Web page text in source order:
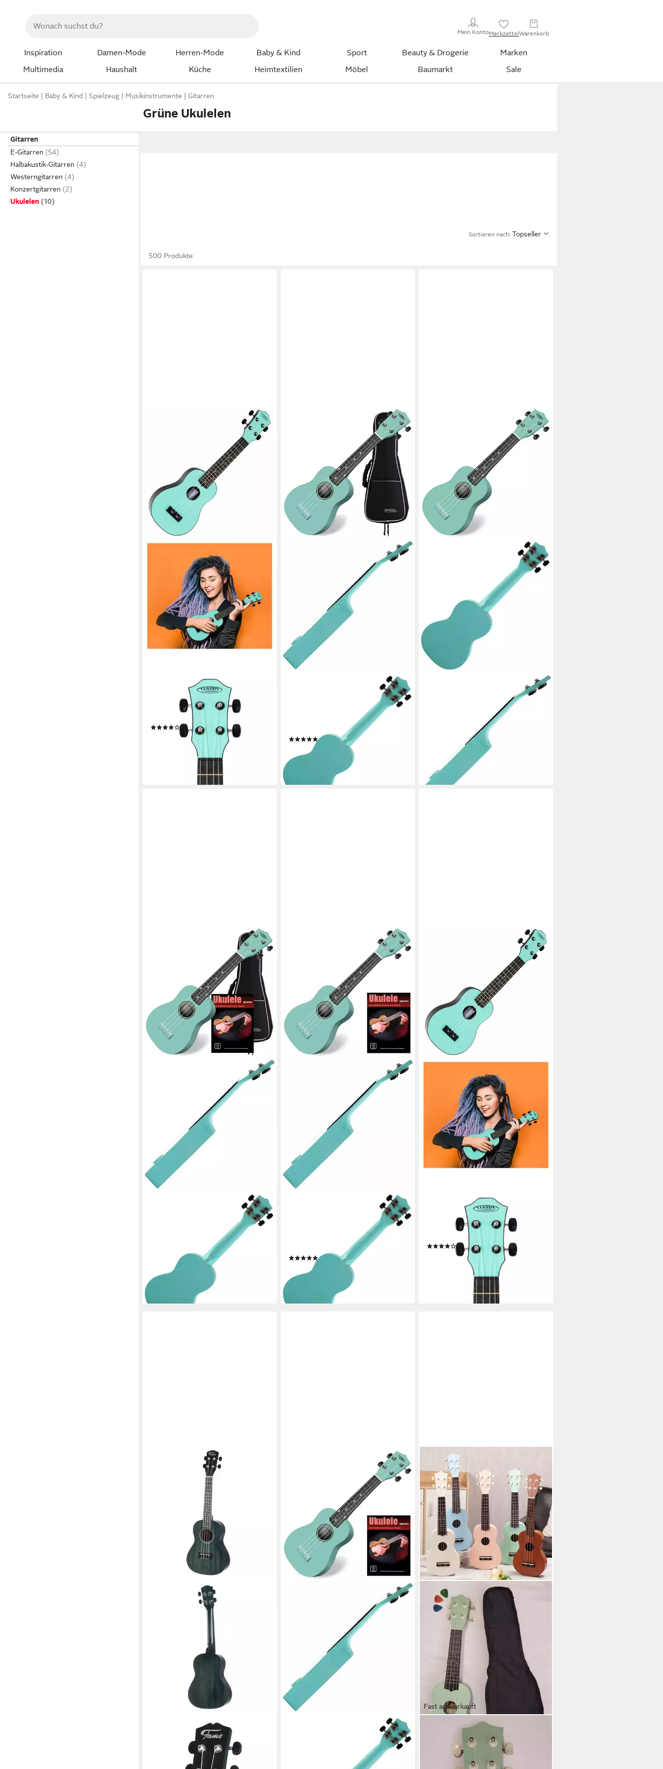
Mein KontoMerkzettelWarenkorb
Inspiration Damen-Mode Herren-Mode Baby & Kind Sport Beauty & Drogerie
Marken
Multimedia
Haushalt Küche Heimtextilien Möbel Baumarkt Sale
Startseite Baby & Kind Spielzeug Musikinstrumente Gitarren
Grüne Ukulelen
Gitarren
E-Gitarren
Halbakustik-Gitarren
Westerngitarren
Konzertgitarren
Ukulelen
Sortieren nach: Topseller
500 Produkte
CLASSIC CANTABILE
Ukulele OV-4, Sopranukulele,
Gesamtlänge: 54 cm im Roundback-
(1)
lieferbar - in 2-3 Werktagen bei dir
Ukulele Sopranukulele (Ukulele, Uke,
Gitarrenmechanik), Spar-Set
(1)
36,20 €
lieferbar - in 2-3 Werktagen bei dir
Ukulele Sopranukulele (Ukulele, Uke,
15 Bünde, leichtgängige
lieferbar - in 2-3 Werktagen bei dir
+3
Ukulele Sopranukulele (Ukulele, Uke,
Gitarrenmechanik), Komplett Set, Set
inkl. Gigbag und Ukulelen-Schule
lieferbar - in 2-3 Werktagen bei dir
+3
Ukulele Sopranukulele (Ukulele, Uke,
Gitarrenmechanik), Spar-Set
inklusive Ukulele-Schule
(1)
27,20 €
lieferbar - in 2-3 Werktagen bei dir
CLASSIC CANTABILE
Ukulele OV-4, Sopranukulele,
Gesamtlänge: 54 cm im Roundback-
(1)
lieferbar - in 2-3 Werktagen bei dir
Ukulele, Ukulelen, Konzert Ukulelen,
Deluxe Concert Ukulele Green -
Konzert Ukulele
Ukulele Sopranukulele (Ukulele, Uke,
Gitarrenmechanik), Spar-Set
Fast ausverkauft
Ukulele pi-music Sopran Ukulele Set
grün, Sopran, Set, komplett mit
Tasche und 3 Plektren